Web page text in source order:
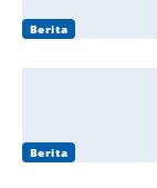
Berita
Berita